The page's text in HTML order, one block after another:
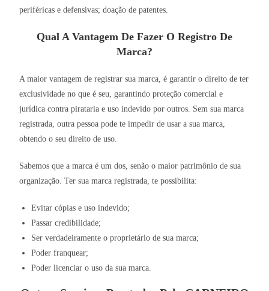
periféricas e defensivas; doação de patentes.
Qual A Vantagem De Fazer O Registro De
Marca?
A maior vantagem de registrar sua marca, é garantir o direito de ter
exclusividade no que é seu, garantindo proteção comercial e
jurídica contra pirataria e uso indevido por outros. Sem sua marca
registrada, outra pessoa pode te impedir de usar a sua marca,
obtendo o seu direito de uso.
Sabemos que a marca é um dos, senão o maior patrimônio de sua
organização. Ter sua marca registrada, te possibilita:
Evitar cópias e uso indevido;
Passar credibilidade;
Ser verdadeiramente o proprietário de sua marca;
Poder franquear;
Poder licenciar o uso da sua marca.